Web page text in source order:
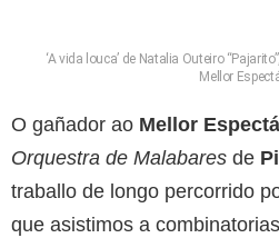
‘A vida louca’ de Natalia Outeiro
Mellor
O gañador ao Mellor
Orquestra de Malabares de
traballo de longo percorrido
que asistimos a